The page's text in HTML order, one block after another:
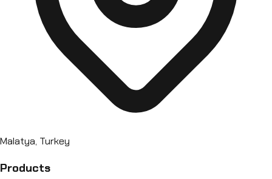
Malatya, Turkey
Products